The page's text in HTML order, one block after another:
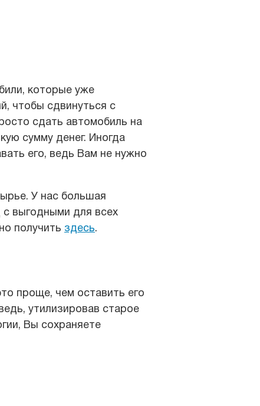
которые уже
чтобы сдвинуться с
сдать автомобиль на
сумму денег. Иногда
его, ведь Вам не нужно
У нас большая
с выгодными для всех
получить здесь.
проще, чем оставить его
утилизировав старое
Вы сохраняете